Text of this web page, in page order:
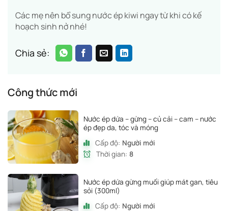
Các mẹ nên bổ sung nước ép kiwi ngay từ khi có kế
hoạch sinh nở nhé!
Chia sẻ:
Công thức mới
Nước ép dứa – gừng – củ cải – cam – nước
ép đẹp da, tóc và móng
Cấp độ: Người mới
Thời gian: 8
Nước ép dứa gừng muối giúp mát gan, tiêu
sỏi (300ml)
Cấp độ: Người mới